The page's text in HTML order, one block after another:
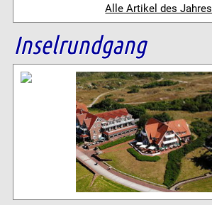
Alle Artikel des Jahres
Inselrundgang